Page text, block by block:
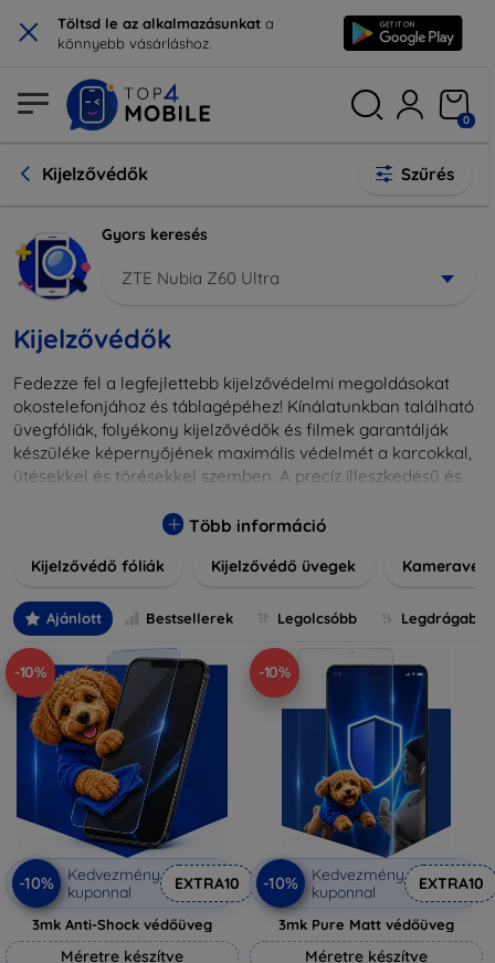
× Töltsd le az alkalmazásunkat a
könnyebb vásárláshoz.
0
Kijelzővédők Szűrés
Gyors keresés
ZTE Nubia Z60 Ultra
Kijelzővédők
Fedezze fel a legfejlettebb kijelzővédelmi megoldásokat
okostelefonjához és táblagépéhez! Kínálatunkban található
üvegfóliák, folyékony kijelzővédők és filmek garantálják
készüléke képernyőjének maximális védelmét a karcokkal,
ütésekkel és törésekkel szemben. A precíz illeszkedésű és
hanem kristálytiszta képet is biztosítanak, megőrzi a
méretű és stílusú kijelzővédőink közül, hogy a
Legyen szó teljes fedésről vagy íves kijelzővédelemről, a
minőséget szem előtt tartva kínálunk megoldásokat
minden eszközre.
Több információ
Kijelzővédő fóliák Kijelzővédő üvegek
Ajánlott Bestsellerek Legolcsóbb Legdrágabb
-10%
-10%
Kedvezmény
kuponnal
EXTRA10
3mk Anti-Shock védőüveg
Méretre készítve
-10%
-10%
Kedvezmény
kuponnal
EXTRA10
3mk Pure Matt védőüveg
Méretre készítve